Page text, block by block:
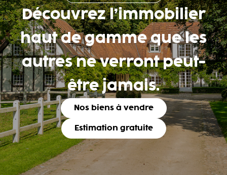
Découvrez l’immobilier
haut de gamme que les
autres ne verront peut-
être jamais.
Nos biens à vendre
Estimation gratuite